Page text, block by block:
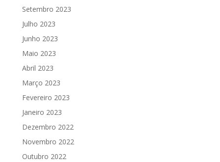
Setembro 2023
Julho 2023
Junho 2023
Maio 2023
Abril 2023
Março 2023
Fevereiro 2023
Janeiro 2023
Dezembro 2022
Novembro 2022
Outubro 2022